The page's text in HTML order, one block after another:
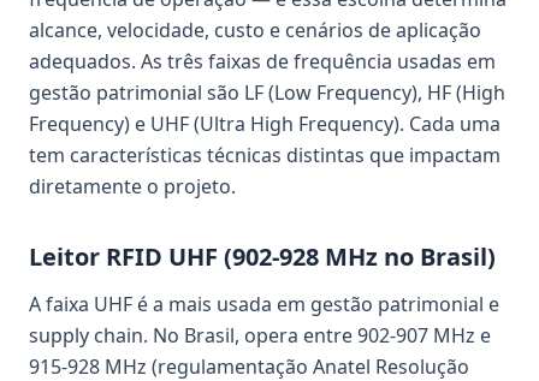
alcance, velocidade, custo e cenários de aplicação
adequados. As três faixas de frequência usadas em
gestão patrimonial são LF (Low Frequency), HF (High
Frequency) e UHF (Ultra High Frequency). Cada uma
tem características técnicas distintas que impactam
diretamente o projeto.
Leitor RFID UHF (902-928 MHz no Brasil)
A faixa UHF é a mais usada em gestão patrimonial e
supply chain. No Brasil, opera entre 902-907 MHz e
915-928 MHz (regulamentação Anatel Resolução